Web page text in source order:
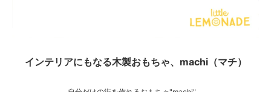
インテリアにもなる木製おもちゃ、machi（マチ）